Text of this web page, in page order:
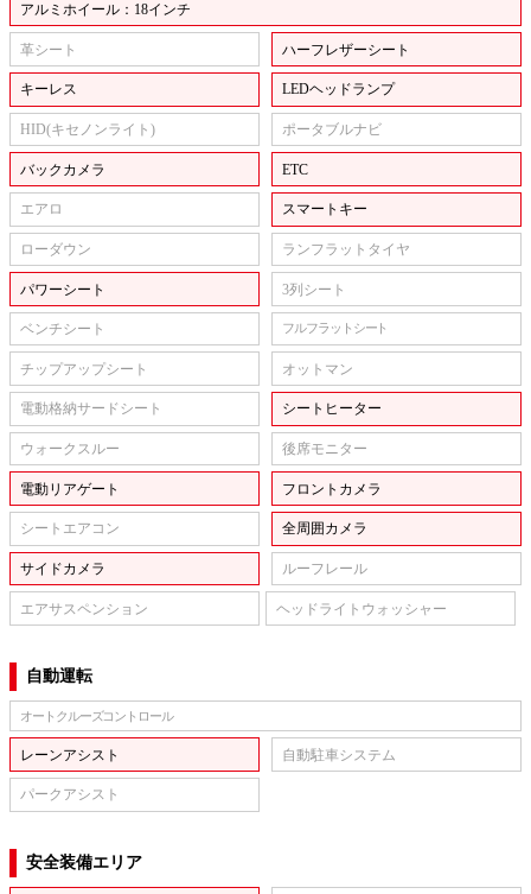
アルミホイール：18インチ
革シート ハーフレザーシート
キーレス LEDヘッドランプ
HID(キセノンライト) ポータブルナビ
バックカメラ ETC
エアロ スマートキー
ローダウン ランフラットタイヤ
パワーシート 3列シート
ベンチシート フルフラットシート
チップアップシート オットマン
電動格納サードシート シートヒーター
ウォークスルー 後席モニター
電動リアゲート フロントカメラ
シートエアコン 全周囲カメラ
サイドカメラ ルーフレール
エアサスペンション ヘッドライトウォッシャー
自動運転
オートクルーズコントロール
レーンアシスト 自動駐車システム
パークアシスト
安全装備エリア